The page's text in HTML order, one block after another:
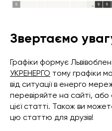
Звертаємо
Графіки формує
УКРЕНЕРГО тому графіки
від ситуації в енерго
перевіряйте на сайті,
цієї статті. Також ви
цю статтю для друзів!